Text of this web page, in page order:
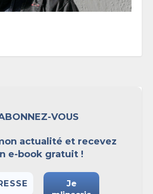
VOUS
actualité et recevez
e-book gratuit !